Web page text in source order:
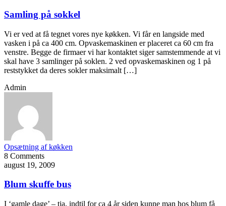
Samling på sokkel
Vi er ved at få tegnet vores nye køkken. Vi får en langside med
vasken i på ca 400 cm. Opvaskemaskinen er placeret ca 60 cm fra
venstre. Begge de firmaer vi har kontaktet siger samstemmende at vi
skal have 3 samlinger på soklen. 2 ved opvaskemaskinen og 1 på
reststykket da deres sokler maksimalt […]
Admin
Opsætning af køkken
8 Comments
august 19, 2009
Blum skuffe bus
I ‘gamle dage’ – tja, indtil for ca 4 år siden kunne man hos blum få